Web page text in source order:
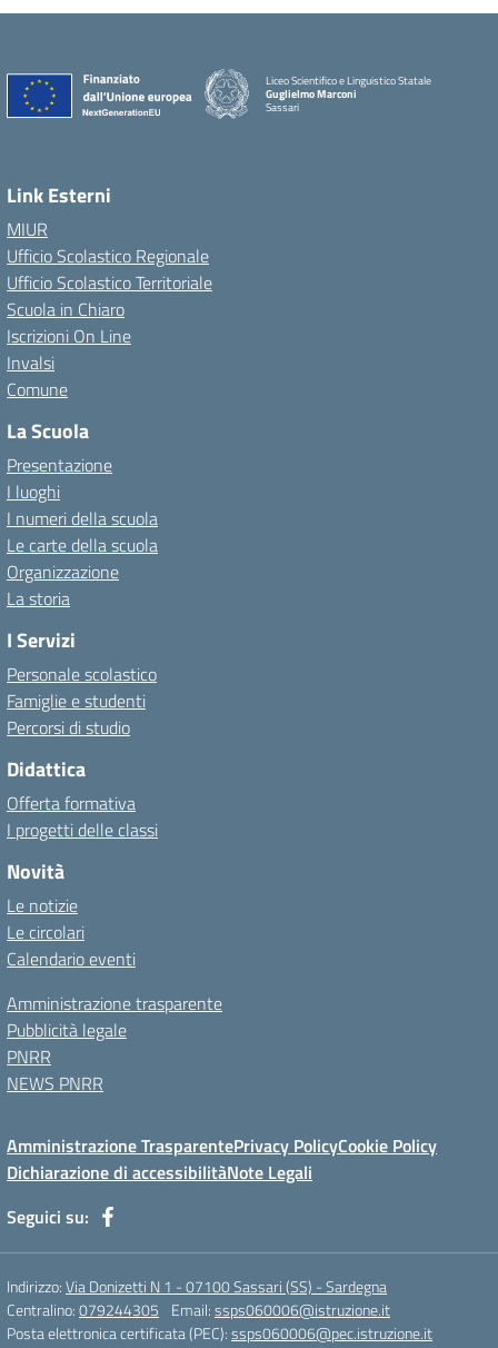
Liceo Scientifico e Linguistico Statale
Guglielmo Marconi
Sassari
Link Esterni
MIUR
Ufficio Scolastico Regionale
Ufficio Scolastico Territoriale
Scuola in Chiaro
Iscrizioni On Line
Invalsi
Comune
La Scuola
Presentazione
I luoghi
I numeri della scuola
Le carte della scuola
Organizzazione
La storia
I Servizi
Personale scolastico
Famiglie e studenti
Percorsi di studio
Didattica
Offerta formativa
I progetti delle classi
Novità
Le notizie
Le circolari
Calendario eventi
Amministrazione trasparente
Pubblicità legale
PNRR
NEWS PNRR
Amministrazione TrasparentePrivacy PolicyCookie Policy
Dichiarazione di accessibilitàNote Legali
Seguici su:
Indirizzo:Via Donizetti N 1 - 07100 Sassari (SS) - Sardegna
Centralino:079244305 Email:ssps060006@istruzione.it
Posta elettronica certificata (PEC):ssps060006@pec.istruzione.it